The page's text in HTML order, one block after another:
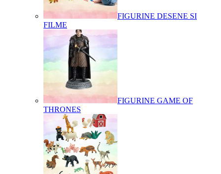
FIGURINE DESENE SI
FILME
FIGURINE GAME OF
THRONES